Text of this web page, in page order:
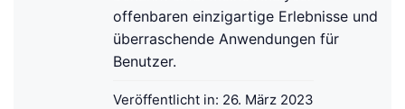
offenbaren einzigartige Erlebnisse und
überraschende Anwendungen für
Benutzer.
Veröffentlicht in: 26. März 2023